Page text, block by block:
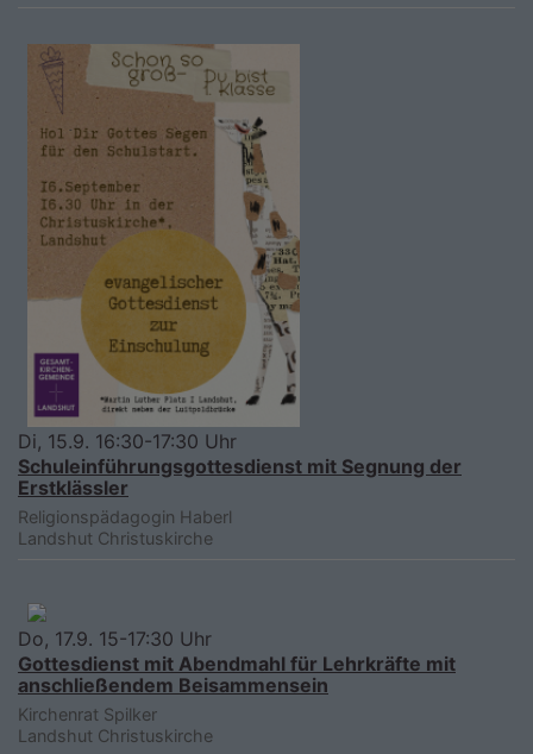
Di, 15.9. 16:30-17:30 Uhr
Schuleinführungsgottesdienst mit Segnung der
Erstklässler
Religionspädagogin Haberl
Landshut Christuskirche
Do, 17.9. 15-17:30 Uhr
Gottesdienst mit Abendmahl für Lehrkräfte mit
anschließendem Beisammensein
Kirchenrat Spilker
Landshut Christuskirche